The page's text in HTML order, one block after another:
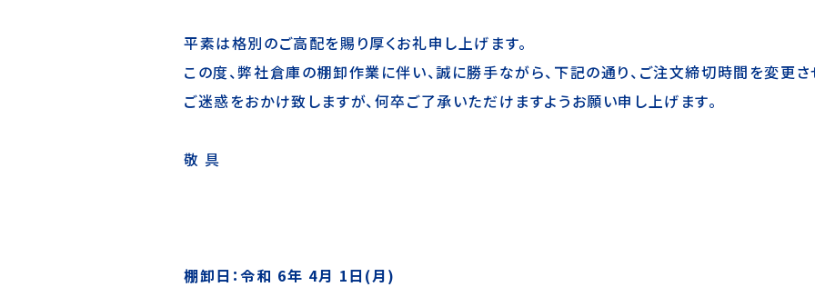
平素は格別のご高配を賜り厚くお礼申し上げます。
この度、弊社倉庫の棚卸作業に伴い、誠に勝手ながら、下記の通り、ご注文締切時間を変更さ
ご迷惑をおかけ致しますが、何卒ご了承いただけますようお願い申し上げます。
敬 具
棚卸日：令和 6年 4月 1日(月)